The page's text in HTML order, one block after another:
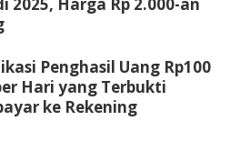
Penghasil Uang Rp100
Hari yang Terbukti
ke Rekening